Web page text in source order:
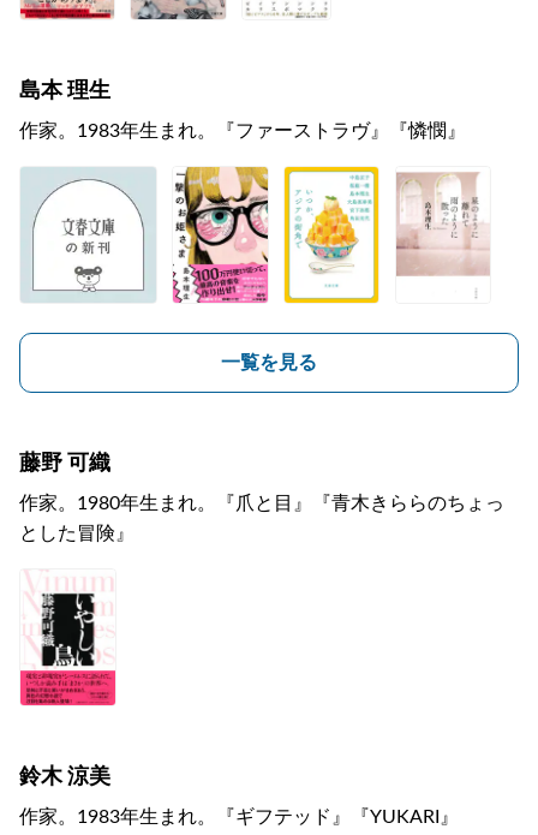
島本 理生
作家。1983年生まれ。『ファーストラヴ』『憐憫』
一覧を見る
藤野 可織
作家。1980年生まれ。『爪と目』『青木きららのちょっ
とした冒険』
鈴木 涼美
作家。1983年生まれ。『ギフテッド』『YUKARI』